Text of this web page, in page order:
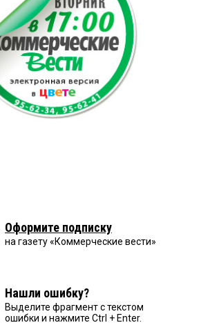
Оформите подписку
на газету «Коммерческие вести»
Нашли ошибку?
Выделите фрагмент с текстом
ошибки и нажмите Ctrl + Enter.